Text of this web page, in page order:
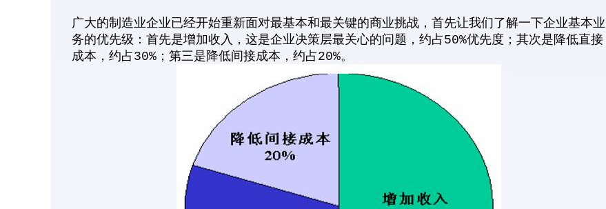
广大的制造业企业已经开始重新面对最基本和最关键的商业挑战，首先让我们了解一下企业基本业
务的优先级：首先是增加收入，这是企业决策层最关心的问题，约占50%优先度；其次是降低直接
成本，约占30%；第三是降低间接成本，约占20%。